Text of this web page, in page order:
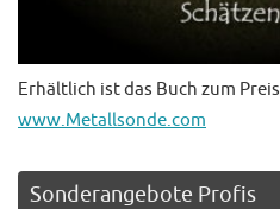
Erhältlich ist das Buch zum
www.Metallsonde.com
Sonderangebote Profis